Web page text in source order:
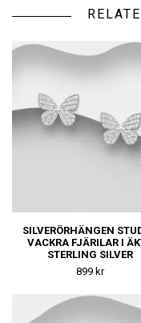
SILVERÖRHÄNGEN
VACKRA FJÄRILAR I
STERLING SILVER
899 kr